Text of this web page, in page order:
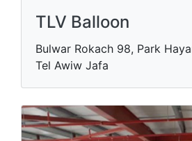
TLV Balloon
Bulwar Rokach 98, Park
Tel Awiw Jafa